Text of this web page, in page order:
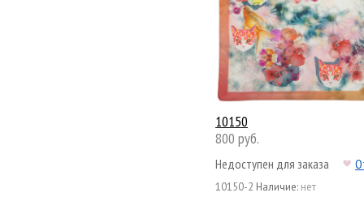
10150
800 руб.
Недоступен для заказа
10150-2 Наличие: нет